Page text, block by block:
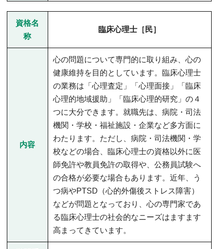
資格名
称
臨床心理士［民］
内容
心の問題について専門的に取り組み、心の
健康維持を目的としています。臨床心理士
の業務は「心理査定」「心理面接」「臨床
心理的地域援助」「臨床心理的研究」の４
つに大分できます。就職先は、病院・司法
機関・学校・福祉施設・企業など多方面に
わたります。ただし、病院・司法機関・学
校などの場合、臨床心理士の資格以外に医
師免許や教員免許の取得や、公務員試験へ
の合格が必要な場合もあります。近年、う
つ病やPTSD（心的外傷後ストレス障害）
などが問題となっており、心の専門家であ
る臨床心理士の社会的なニーズはますます
高まってきています。